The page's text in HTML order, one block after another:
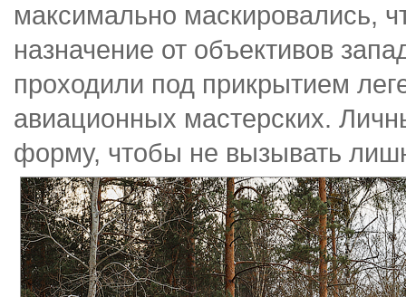
максимально маскировались,
назначение от объективов
проходили под прикрытием
авиационных мастерских.
форму, чтобы не вызывать